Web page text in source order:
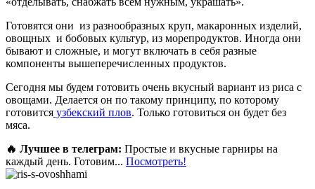
Готовятся они из разнообразных круп, макаронных изделий,
овощных и бобовых культур, из морепродуктов. Иногда они
бывают и сложные, и могут включать в себя разные
компоненты вышеперечисленных продуктов.
Сегодня мы будем готовить очень вкусный вариант из риса с
овощами. Делается он по такому принципу, по которому
готовится узбекский плов. Только готовиться он будет без
мяса.
🔥 Лучшее в телеграм: Простые и вкусные гарниры на
каждый день. Готовим... Посмотреть!